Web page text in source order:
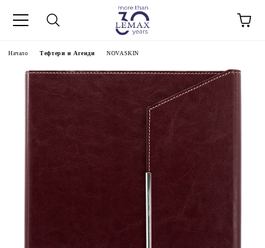
Начало Тефтери и Агенди NOVASKIN